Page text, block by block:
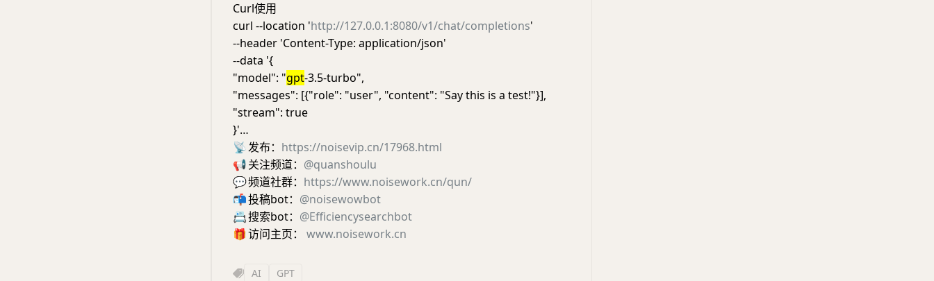
Curl使用
curl --location 'http://127.0.0.1:8080/v1/chat/completions'
--header 'Content-Type: application/json'
--data '{
"model": "gpt-3.5-turbo",
"messages": [{"role": "user", "content": "Say this is a test!"}],
"stream": true
}'…
📡发布： https://noisevip.cn/17968.html
📢关注频道： @quanshoulu
💬频道社群： https://www.noisework.cn/qun/
📬投稿bot： @noisewowbot
📇搜索bot： @Efficiencysearchbot
🎁访问主页： www.noisework.cn
AI GPT